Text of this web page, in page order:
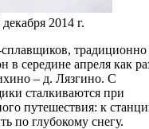
2014 г.
традиционно
в середине апреля как
– д. Лязгино. С
сталкиваются при
путешествия: к
по глубокому снегу.